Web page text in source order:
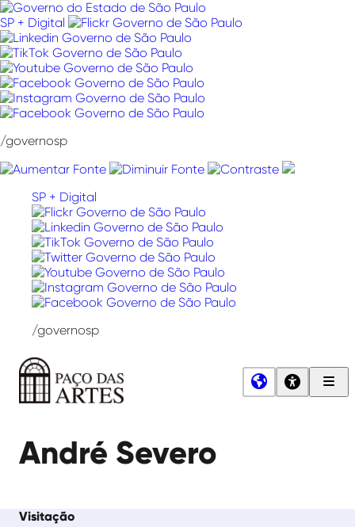
Pular
para
o
conteúdo
SP + Digital
/governosp
SP + Digital
/governosp
Artes
André Severo
Visitação